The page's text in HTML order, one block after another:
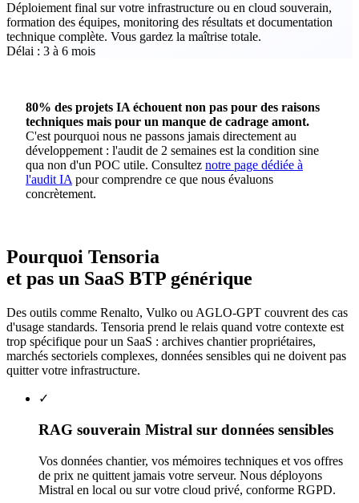
Déploiement final sur votre infrastructure ou en cloud souverain,
formation des équipes, monitoring des résultats et documentation
technique complète. Vous gardez la maîtrise totale.
Délai : 3 à 6 mois
80% des projets IA échouent non pas pour des raisons
techniques mais pour un manque de cadrage amont.
C'est pourquoi nous ne passons jamais directement au
développement : l'audit de 2 semaines est la condition sine
qua non d'un POC utile. Consultez notre page dédiée à
l'audit IA pour comprendre ce que nous évaluons
concrètement.
Pourquoi Tensoria
et pas un SaaS BTP générique
Des outils comme Renalto, Vulko ou AGLO-GPT couvrent des cas
d'usage standards. Tensoria prend le relais quand votre contexte est
trop spécifique pour un SaaS : archives chantier propriétaires,
marchés sectoriels complexes, données sensibles qui ne doivent pas
quitter votre infrastructure.
✓
RAG souverain Mistral sur données sensibles
Vos données chantier, vos mémoires techniques et vos offres
de prix ne quittent jamais votre serveur. Nous déployons
Mistral en local ou sur votre cloud privé, conforme RGPD.